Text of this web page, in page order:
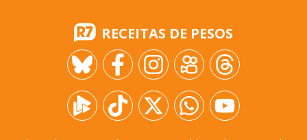
RECEITAS DE PESOS